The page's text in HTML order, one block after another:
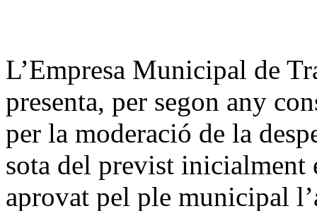
L’Empresa Municipal de
presenta, per segon any
per la moderació de la
sota del previst inicialment
aprovat pel ple municipal